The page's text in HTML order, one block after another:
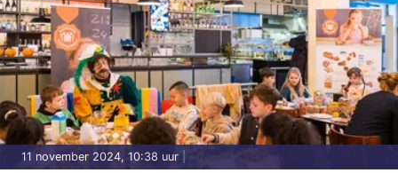
11 november 2024, 10:38 uur